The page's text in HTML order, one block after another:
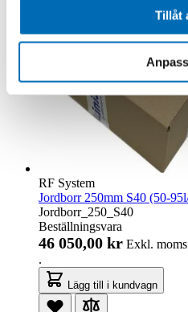
Tillåt
RF System
Jordborr 250mm S40 (50-
Jordborr_250_S40
Beställningsvara
46 050,00 kr Exkl. moms
.
Lägg till i kundvagn